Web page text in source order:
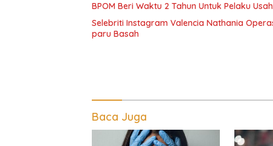
BPOM Beri Waktu 2 Tahun Untuk Pelaku
Selebriti Instagram Valencia Nathania
paru Basah
Baca Juga